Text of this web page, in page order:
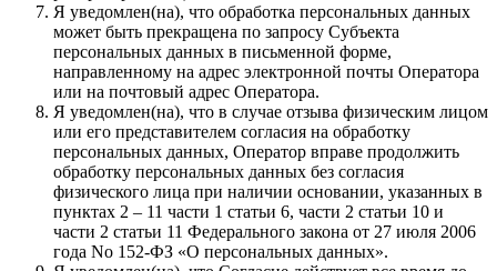
Я уведомлен(на), что обработка персональных данных
может быть прекращена по запросу Субъекта
персональных данных в письменной форме,
направленному на адрес электронной почты Оператора
или на почтовый адрес Оператора.
Я уведомлен(на), что в случае отзыва физическим лицом
или его представителем согласия на обработку
персональных данных, Оператор вправе продолжить
обработку персональных данных без согласия
физического лица при наличии основании, указанных в
пунктах 2 – 11 части 1 статьи 6, части 2 статьи 10 и
части 2 статьи 11 Федерального закона от 27 июля 2006
года No 152-ФЗ «О персональных данных».